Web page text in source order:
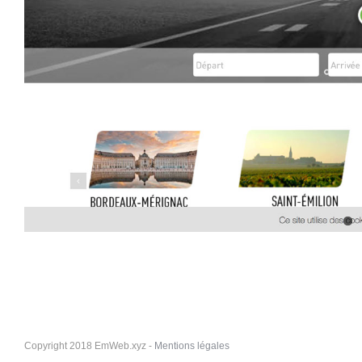
Copyright 2018 EmWeb.xyz - Mentions légales